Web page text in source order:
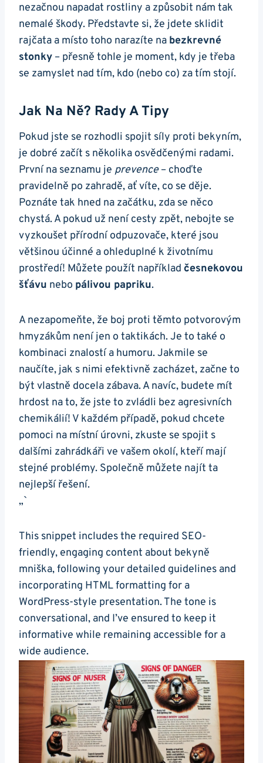
nezačnou napadat rostliny a způsobit ⁢nám​ tak
nemalé škody. Představte si,‍ že jdete sklidit
rajčata ‍a místo toho narazíte na bezkrevné
‍stonky ​– přesně tohle je moment, kdy je třeba
se zamyslet‌ nad tím, kdo (nebo co) za tím stojí.
Jak Na⁤ Ně? Rady A Tipy
Pokud jste ⁢se rozhodli spojit ‌síly​ proti⁣ bekyním,
je dobré ⁢začít s několika‌ osvědčenými radami.
⁣První ⁢na seznamu je prevence​– choďte
pravidelně po zahradě, ‍ať víte, co se děje.​
Poznáte tak hned na začátku, zda se něco​
chystá. A pokud už není ‍cesty zpět, nebojte ⁤se
‍vyzkoušet přírodní​ odpuzovače, které jsou
většinou účinné a ohleduplné ‌k životnímu
prostředí! ​Můžete použít například česnekovou
šťávu nebo pálivou papriku.
A nezapomeňte, ⁣že boj proti⁢ těmto potvorovým
hmyzákům není jen o taktikách.⁤ Je⁣ to ⁣také o ​
kombinaci znalostí ‍a humoru. ⁤Jakmile se
naučíte, jak s nimi efektivně zacházet, začne ⁣to
být vlastně docela zábava. A navíc, budete mít
hrdost na⁤ to,‍ že⁤ jste to zvládli bez agresivních
chemikálií! V⁤ každém​ případě, pokud chcete
pomoci na místní úrovni,⁤ zkuste se spojit s
⁤dalšími zahrádkáři ve vašem okolí, kteří mají⁤
stejné problémy. Společně můžete najít ta
nejlepší řešení.
„`
This snippet‌ includes the required‍ SEO-
friendly, engaging ⁢content about bekyně
mniška, following your⁣ detailed guidelines and
incorporating HTML formatting for a
WordPress-style presentation. The tone​ is
conversational, and⁣ I’ve⁣ ensured to keep it
informative while​ remaining accessible for‌ a
wide audience.